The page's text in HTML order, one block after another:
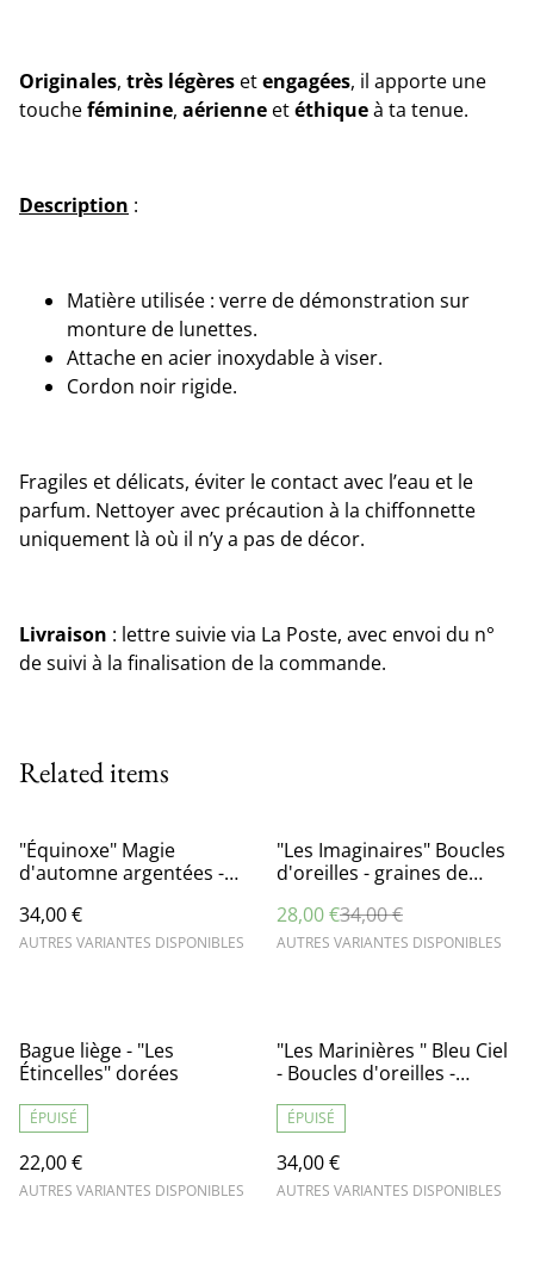
Originales, très légères etengagées, il apporte une
toucheféminine, aérienne etéthiqueà ta tenue.
Description :
Matière utilisée : verre de démonstration sur
monture de lunettes.
Attache en acier inoxydable à viser.
Cordon noir rigide.
Fragiles et délicats, éviter le contact avec l’eau et le
parfum. Nettoyer avec précaution à la chiffonnette
uniquement là où il n’y a pas de décor.
Livraison : lettre suivie via La Poste, avec envoi du n°
de suivi à la finalisation de la commande.
Related items
"Équinoxe" Magie
d'automne argentées -
de potimarron
34,00 €
AUTRES VARIANTES DISPONIBLES
%
"Les Imaginaires" Boucles
d'oreilles - graines de
28,00 €34,00 €
AUTRES VARIANTES DISPONIBLES
Bague liège - "Les
Étincelles" dorées
ÉPUISÉ
22,00 €
AUTRES VARIANTES DISPONIBLES
"Les Marinières " Bleu Ciel
- Boucles d'oreilles -
ÉPUISÉ
34,00 €
AUTRES VARIANTES DISPONIBLES